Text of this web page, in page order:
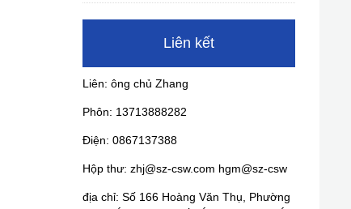
Liên kết
Liên: ông chủ Zhang
Phôn: 13713888282
Điện: 0867137388
Hộp thư: zhj@sz-csw.com hgm@sz-csw
địa chỉ: Số 166 Hoàng Văn Thụ, Phường